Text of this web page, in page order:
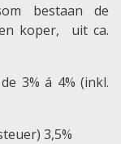
bestaan de
koper, uit ca.
3% á 4% (inkl.
3,5%